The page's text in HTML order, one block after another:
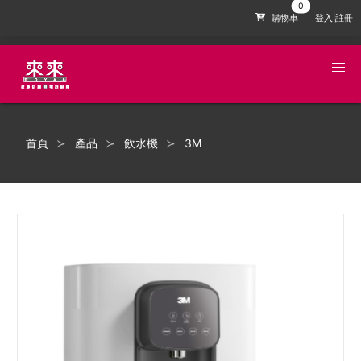
購物車 登入|註冊
首頁 產品 飲水機 3M